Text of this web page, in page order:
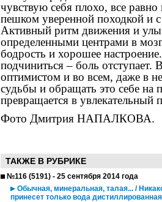
чувствую себя плохо, все
пешком уверенной походкой и
Активный ритм движения и
определенными центрами в
бодрость и хорошее
подчиниться – боль
оптимистом и во всем, даже в
судьбы и обращать это себе на
превращается в увлекательный
Фото Дмитрия НАПАЛКОВА.
ТАКЖЕ В РУБРИКЕ
№116 (5191) - 25 сентября 2014 года
Обычная, минеральная, талая... /
принесет только вода дистиллированная